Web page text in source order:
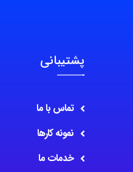
پشتیبانی
تماس با ما
نمونه کارها
خدمات ما